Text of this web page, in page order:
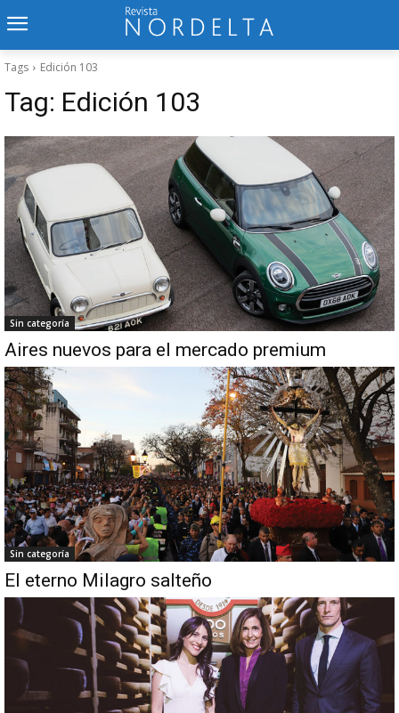
Tags Edición 103
Tag: Edición 103
Sin categoría
Aires nuevos para el mercado premium
Sin categoría
El eterno Milagro salteño